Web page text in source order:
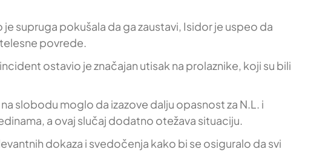
supruga pokušala da ga zaustavi, Isidor je uspeo da
povrede.
ostavio je značajan utisak na prolaznike, koji su bili
slobodu moglo da izazove dalju opasnost za N.L. i
a ovaj slučaj dodatno otežava situaciju.
dokaza i svedočenja kako bi se osiguralo da svi